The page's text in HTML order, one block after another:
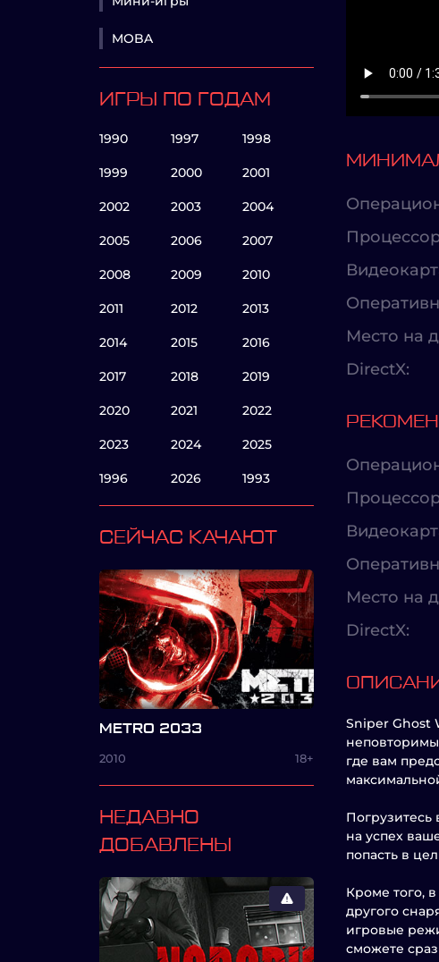
MOBA
ИГРЫ ПО ГОДАМ
1990 1997 1998
1999 2000 2001
2002 2003 2004
2005 2006 2007
2008 2009 2010
2011 2012 2013
2014 2015 2016
2017 2018 2019
2020 2021 2022
2023 2024 2025
1996 2026 1993
СЕЙЧАС КАЧАЮТ
METRO 2033
2010 18+
НЕДАВНО
ДОБАВЛЕНЫ
Место на
DirectX:
Место на
DirectX:
Sniper Ghost
где вам
на успех
попасть в
Кроме того,
другого
игровые
сможете